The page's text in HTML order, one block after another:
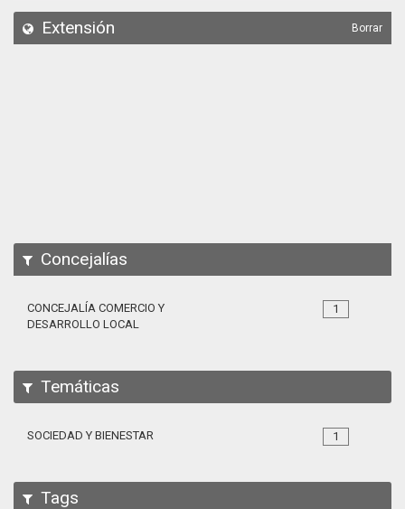
API
Extensión Borrar
Concejalías
1
CONCEJALÍA COMERCIO Y
DESARROLLO LOCAL
Temáticas
1
SOCIEDAD Y BIENESTAR
Tags